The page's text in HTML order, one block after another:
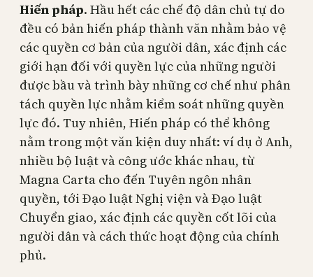
Hiến pháp. Hầu hết các chế độ dân chủ tự do
đều có bản hiến pháp thành văn nhằm bảo vệ
các quyền cơ bản của người dân, xác định các
giới hạn đối với quyền lực của những người
được bầu và trình bày những cơ chế như phân
tách quyền lực nhằm kiểm soát những quyền
lực đó. Tuy nhiên, Hiến pháp có thể không
nằm trong một văn kiện duy nhất: ví dụ ở Anh,
nhiều bộ luật và công ước khác nhau, từ
Magna Carta cho đến Tuyên ngôn nhân
quyền, tới Đạo luật Nghị viện và Đạo luật
Chuyển giao, xác định các quyền cốt lõi của
người dân và cách thức hoạt động của chính
phủ.